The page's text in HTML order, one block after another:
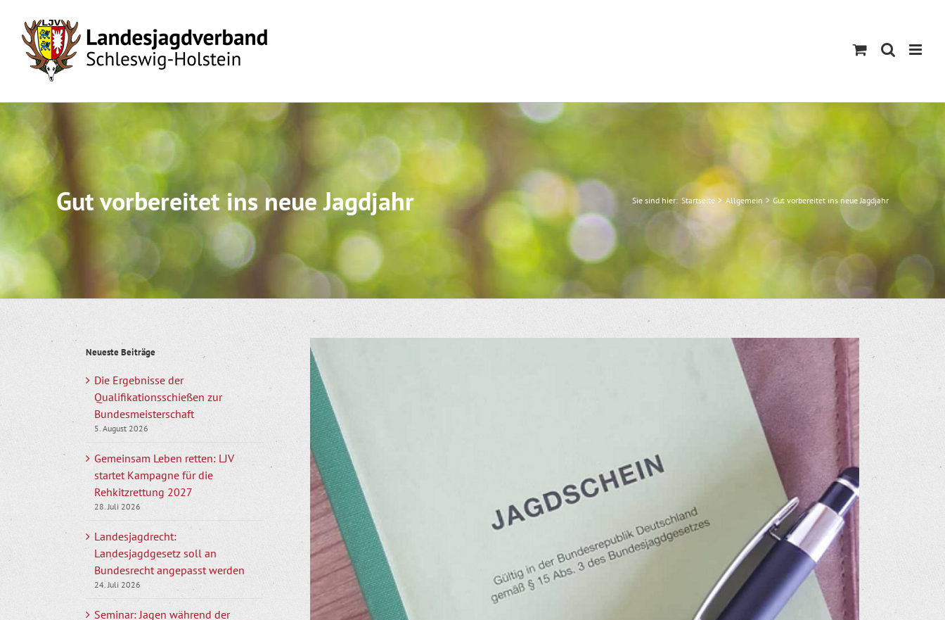
content
Gut vorbereitet ins neue Jagdjahr Sie sind hier: Startseite Allgemein Gut vorbereitet ins neue Jagdjahr
Zeige
grösseres
Bild
Neueste Beiträge
Die Ergebnisse der
Qualifikationsschießen zur
Bundesmeisterschaft
5. August 2026
Gemeinsam Leben retten: LJV
startet Kampagne für die
Rehkitzrettung 2027
28. Juli 2026
Landesjagdrecht:
Landesjagdgesetz soll an
Bundesrecht angepasst werden
24. Juli 2026
Seminar: Jagen während der